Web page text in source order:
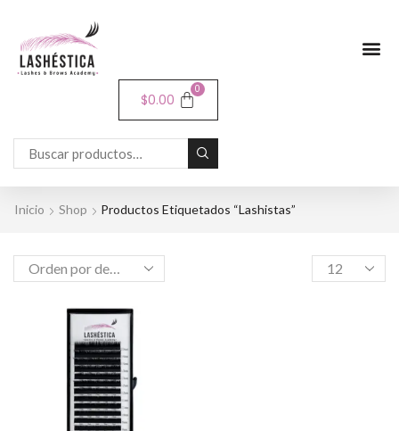
$0.00
0
Inicio Shop Productos Etiquetados “lashistas”